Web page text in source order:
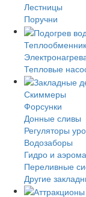
Лестницы
Поручни
Тепловые
Скиммеры
Форсунки
Донные сливы
Регуляторы
Водозаборы
Гидро и
Переливные
Другие